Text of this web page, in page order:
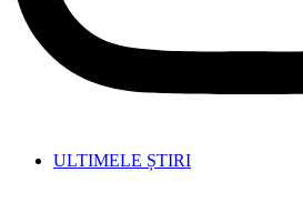
ULTIMELE ȘTIRI